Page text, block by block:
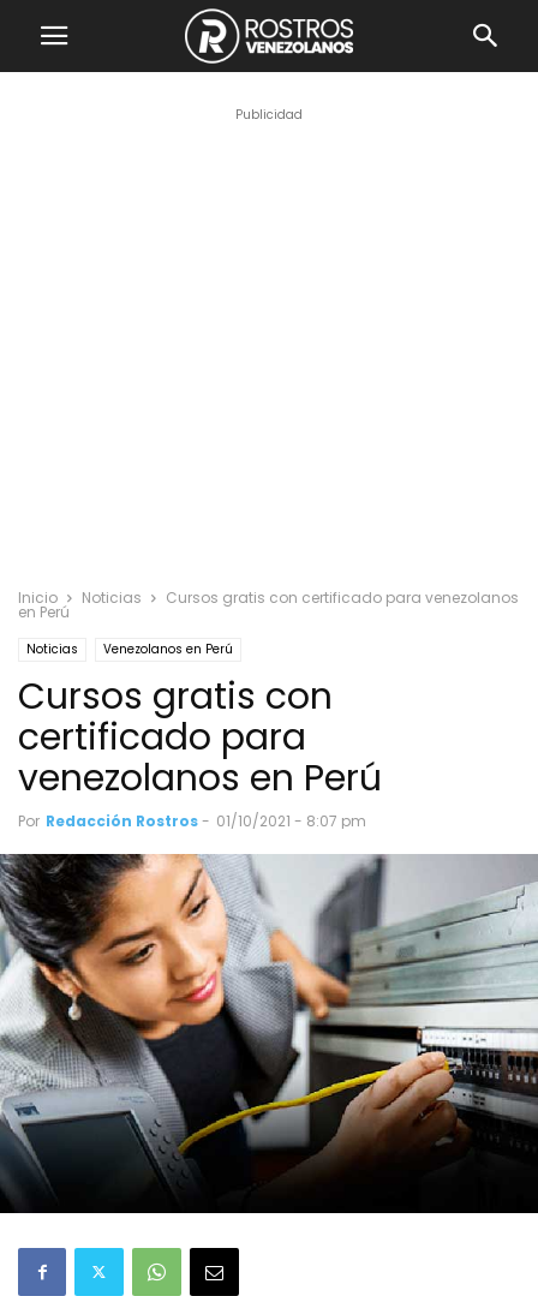
Publicidad
Inicio Noticias Cursos gratis con certificado para venezolanos
en Perú
Noticias Venezolanos en Perú
Cursos gratis con
certificado para
venezolanos en Perú
Por Redacción Rostros- 01/10/2021 - 8:07 pm